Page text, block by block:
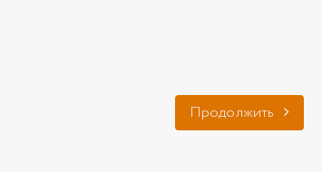
Продолжить